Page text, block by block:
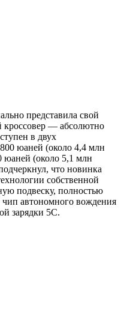
— абсолютно
в двух
юаней (около 4,4 млн
юаней (около 5,1 млн
что новинка
собственной
подвеску, полностью
чип автономного вождения
зарядки 5C.